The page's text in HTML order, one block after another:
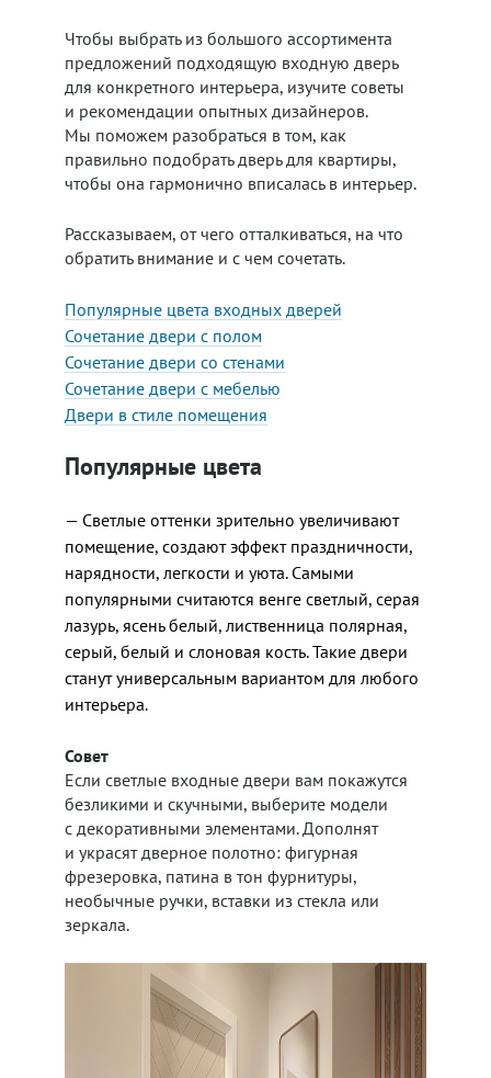
Чтобы выбрать из большого ассортимента
предложений подходящую входную дверь
для конкретного интерьера, изучите советы
и рекомендации опытных дизайнеров.
Мы поможем разобраться в том, как
правильно подобрать дверь для квартиры,
чтобы она гармонично вписалась в интерьер.
Рассказываем, от чего отталкиваться, на что
обратить внимание и с чем сочетать.
Популярные цвета входных дверей
Сочетание двери с полом
Сочетание двери со стенами
Сочетание двери с мебелью
Двери в стиле помещения
Популярные цвета
— Светлые оттенки зрительно увеличивают
помещение, создают эффект праздничности,
нарядности, легкости и уюта. Самыми
популярными считаются венге светлый, серая
лазурь, ясень белый, лиственница полярная,
серый, белый и слоновая кость. Такие двери
станут универсальным вариантом для любого
интерьера.
Совет
Если светлые входные двери вам покажутся
безликими и скучными, выберите модели
с декоративными элементами. Дополнят
и украсят дверное полотно: фигурная
фрезеровка, патина в тон фурнитуры,
необычные ручки, вставки из стекла или
зеркала.